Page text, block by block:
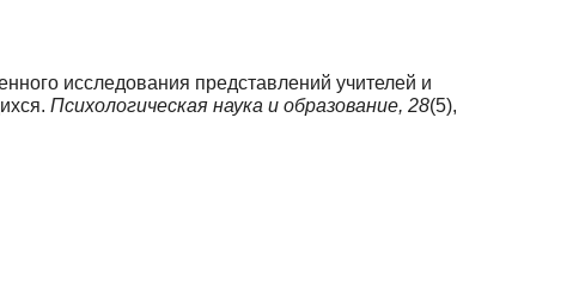
исследования представлений учителей и
Психологическая наука и образование, 28(5),